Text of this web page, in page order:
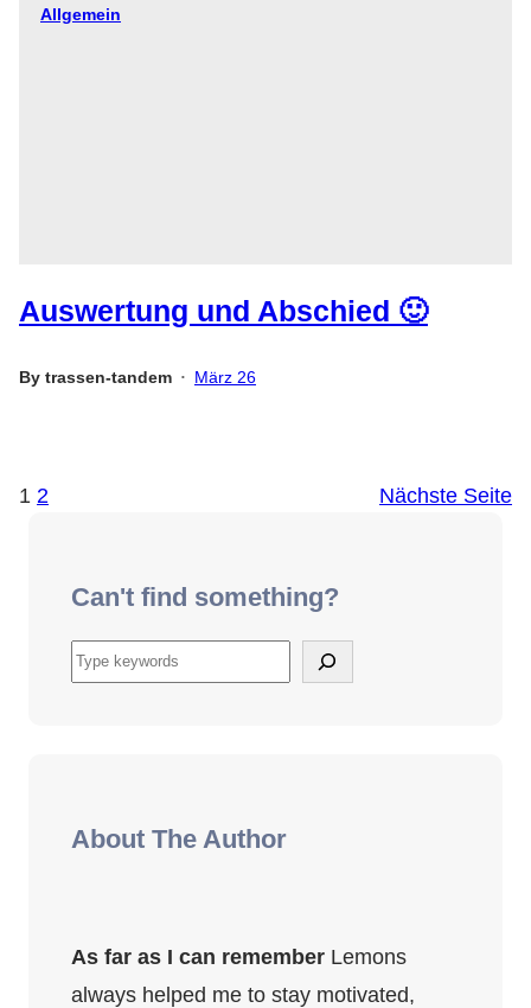
Allgemein
Auswertung und Abschied 🙂
By trassen-tandem • März 26
1 2 Nächste Seite
Can't find something?
S
u
n
About The Author
As far as I can remember Lemons
always helped me to stay motivated,